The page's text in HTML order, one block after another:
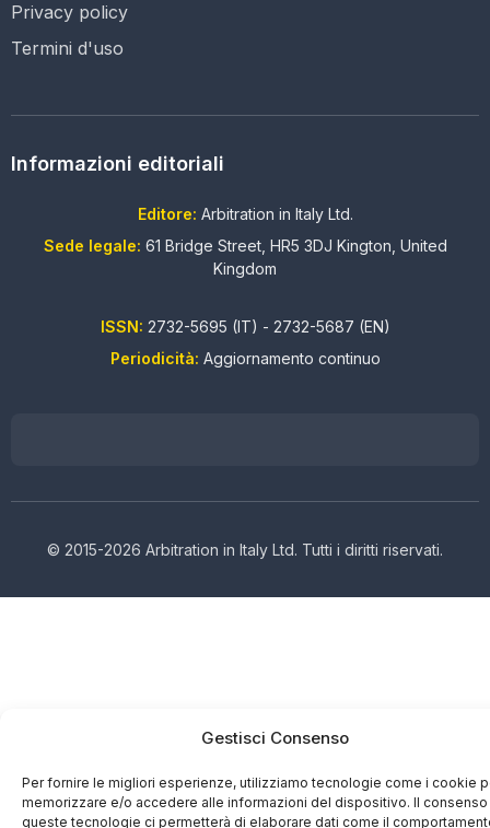
Gestisci Consenso
Per fornire le migliori esperienze, utilizziamo tecnologie come i cookie
memorizzare e/o accedere alle informazioni del dispositivo. Il consenso
queste tecnologie ci permetterà di elaborare dati come il
Privacy policy
Termini d'uso
Informazioni editoriali
Editore: Arbitration in Italy Ltd.
Sede legale: 61 Bridge Street, HR5 3DJ Kington, United
Kingdom
ISSN: 2732-5695 (IT) - 2732-5687 (EN)
Periodicità: Aggiornamento continuo
© 2015-2026 Arbitration in Italy Ltd. Tutti i diritti riservati.